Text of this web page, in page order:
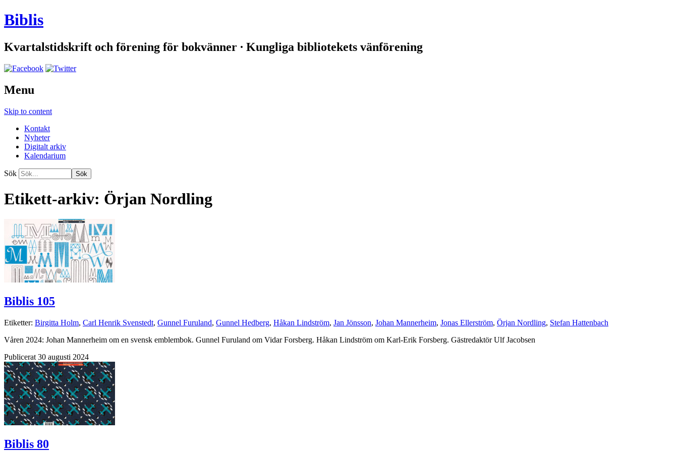
Biblis
Kvartalstidskrift och förening för bokvänner ∙ Kungliga bibliotekets vänförening
Menu
Skip to content
Kontakt
Nyheter
Digitalt arkiv
Kalendarium
Sök
Etikett-arkiv: Örjan Nordling
Biblis 105
Etiketter: Birgitta Holm, Carl Henrik Svenstedt, Gunnel Furuland, Gunnel Hedberg, Håkan Lindström, Jan Jönsson, Johan Mannerheim, Jonas Ellerström, Örjan Nordling, Stefan Hattenbach
Våren 2024: Johan Mannerheim om en svensk emblembok. Gunnel Furuland om Vidar Forsberg. Håkan Lindström om Karl-Erik Forsberg. Gästredaktör Ulf Jacobsen
Publicerat 30 augusti 2024
Biblis 80